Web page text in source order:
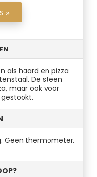
»
als haard en pizza
De steen
maar ook voor
Geen thermometer.